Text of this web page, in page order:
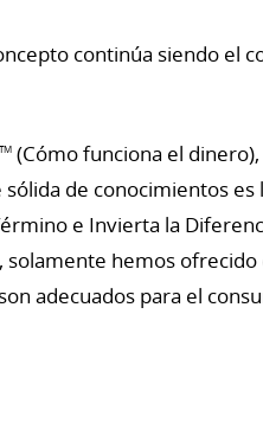
continúa siendo el
TM (Cómo funciona el
de conocimientos
e Invierta la
hemos
adecuados para el